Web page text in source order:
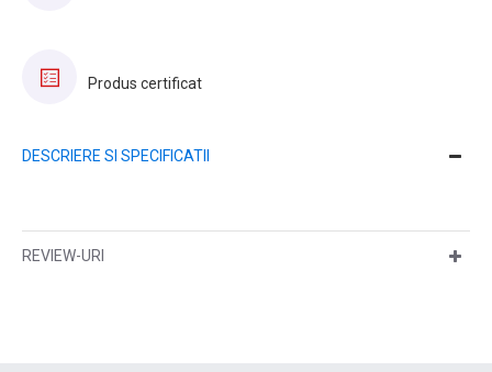
Produs certificat
DESCRIERE SI SPECIFICATII
REVIEW-URI